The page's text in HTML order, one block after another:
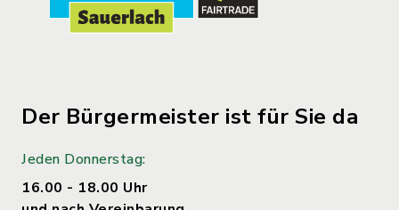
Der Bürgermeister ist für Sie da
Jeden Donnerstag:
16.00 - 18.00 Uhr